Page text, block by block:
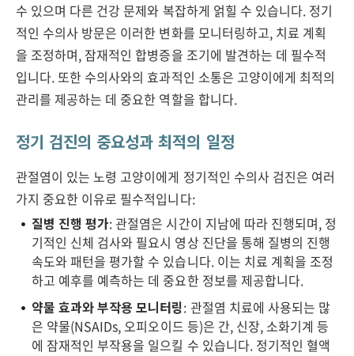
수 있으며 다른 건강 문제와 복잡하게 얽힐 수 있습니다. 정기
적인 수의사 방문은 이러한 변화를 모니터링하고, 치료 계획
을 조정하며, 잠재적인 합병증을 조기에 발견하는 데 필수적
입니다. 또한 수의사와의 효과적인 소통은 고양이에게 최적의
관리를 제공하는 데 중요한 역할을 합니다.
정기 검진의 중요성과 최적의 일정
관절염이 있는 노령 고양이에게 정기적인 수의사 검진은 여러
가지 중요한 이유로 필수적입니다:
질병 진행 평가: 관절염은 시간이 지남에 따라 진행되며, 정
기적인 신체 검사와 필요시 영상 진단을 통해 질병의 진행
속도와 패턴을 평가할 수 있습니다. 이는 치료 계획을 조정
하고 예후를 예측하는 데 중요한 정보를 제공합니다.
약물 효과와 부작용 모니터링: 관절염 치료에 사용되는 많
은 약물(NSAIDs, 오피오이드 등)은 간, 신장, 소화기계 등
에 잠재적인 부작용을 일으킬 수 있습니다. 정기적인 혈액